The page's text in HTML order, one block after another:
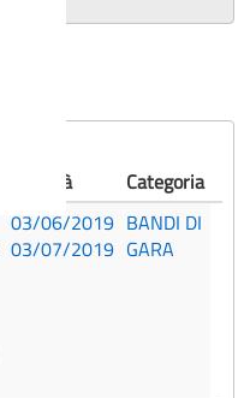
Validità
Categoria
03/06/2019
03/07/2019
BANDI DI
GARA